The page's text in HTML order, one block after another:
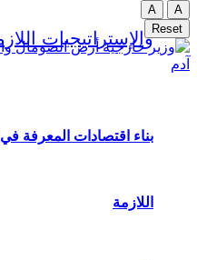
بناء اقتصادات المعرفة
اللازمة
A
A
Reset